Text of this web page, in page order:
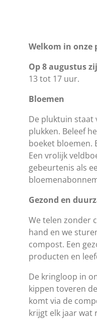
Welkom in
Op 8 augustus
13 tot 17 uur.
Bloemen
De pluktuin staat
plukken. Beleef
boeket bloemen.
Een vrolijk
gebeurtenis als
Gezond en
We telen zonder
hand en we
compost. Een
producten en
De kringloop in
kippen toveren
komt via de
krijgt elk jaar wat